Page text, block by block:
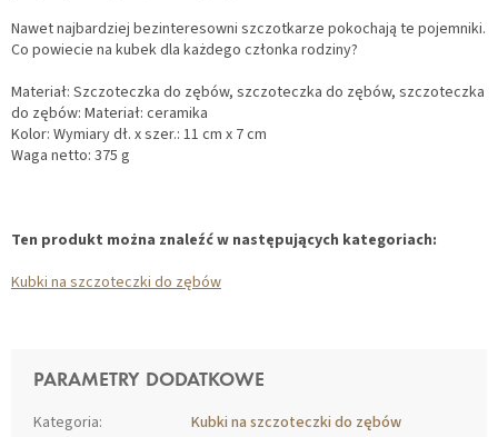
Nawet najbardziej bezinteresowni szczotkarze pokochają te pojemniki.
Co powiecie na kubek dla każdego członka rodziny?
Materiał: Szczoteczka do zębów, szczoteczka do zębów, szczoteczka
do zębów: Materiał: ceramika
Kolor: Wymiary dł. x szer.: 11 cm x 7 cm
Waga netto: 375 g
Ten produkt można znaleźć w następujących kategoriach:
Kubki na szczoteczki do zębów
PARAMETRY DODATKOWE
Kategoria:
Kubki na szczoteczki do zębów